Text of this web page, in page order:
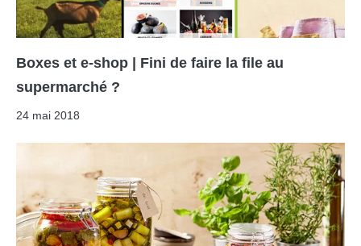
Boxes et e-shop | Fini de faire la file au
supermarché ?
24 mai 2018